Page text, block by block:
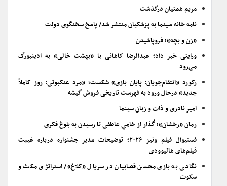
مریم همتیان درگذشت
نامه خانه سینما به پزشکیان منتشر شد/ پاسخ سخنگوی دولت
«زن و بچه»؛ فروپاشیدن
ورایتی خبر داد؛ عبدالرضا کاهانی با «بهشت خالی» به ادینبورگ
می‌رود
رکورد «انتقام‌جویان: پایان بازی» شکست؛ «مرد عنکبوتی: روز کاملاً
جدید» درحال ورود به فهرست تاریخی فروش گیشه
امیر نادری و ذات و زبان سینما
رمان «رخشان»؛ گُذار از خامیِ عاطفی تا رسیدن به بلوغ فکری
فستیوال فیلم ونیز ۲۰۲۶؛ توضیحات مدیر جشنواره درباره غیبت
فیلم‌های هالیوودی
نگاهی به بازی محسن قصابیان در سریال «کلاغ»/ استراتژی مکث و
سکوت